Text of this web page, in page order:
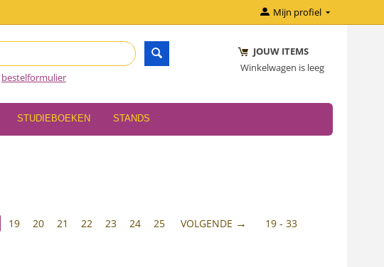
Mijn profiel
bestelformulier
JOUW ITEMS
Winkelwagen is leeg
STUDIEBOEKEN STANDS
19 20 21 22 23 24 25 VOLGENDE 19 - 33